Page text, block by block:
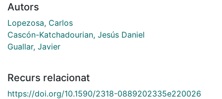
Autors
Lopezosa, Carlos
Cascón-Katchadourian, Jesús Daniel
Guallar, Javier
Recurs relacionat
https://doi.org/10.1590/2318-0889202335e220026